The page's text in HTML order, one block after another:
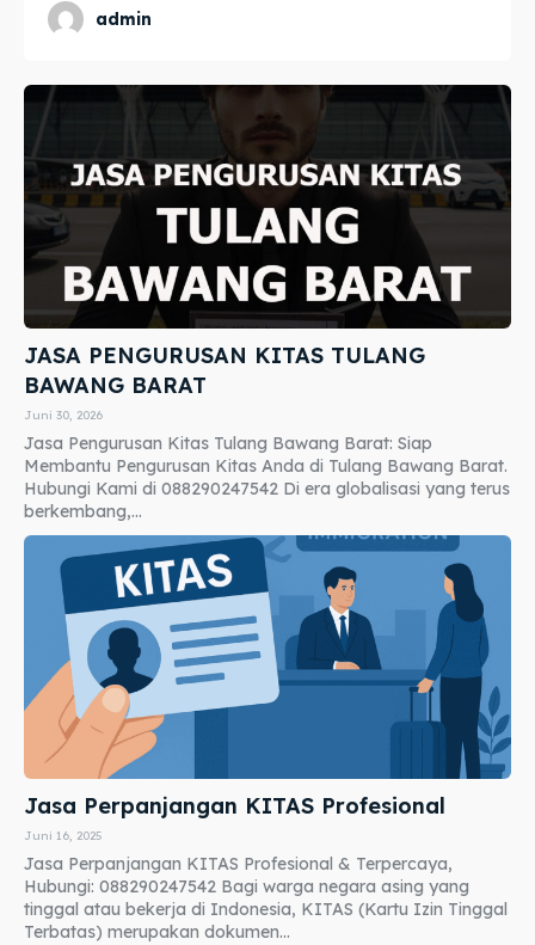
admin
JASA PENGURUSAN KITAS TULANG
BAWANG BARAT
Juni 30, 2026
Jasa Pengurusan Kitas Tulang Bawang Barat: Siap
Membantu Pengurusan Kitas Anda di Tulang Bawang Barat.
Hubungi Kami di 088290247542 Di era globalisasi yang terus
berkembang,...
Jasa Perpanjangan KITAS Profesional
Juni 16, 2025
Jasa Perpanjangan KITAS Profesional & Terpercaya,
Hubungi: 088290247542 Bagi warga negara asing yang
tinggal atau bekerja di Indonesia, KITAS (Kartu Izin Tinggal
Terbatas) merupakan dokumen...